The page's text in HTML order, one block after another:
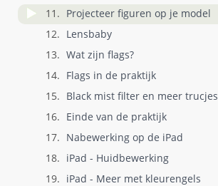
11. Projecteer figuren op je model
12. Lensbaby
13. Wat zijn flags?
14. Flags in de praktijk
15. Black mist filter en meer trucjes
16. Einde van de praktijk
17. Nabewerking op de iPad
18. iPad - Huidbewerking
19. iPad - Meer met kleurengels